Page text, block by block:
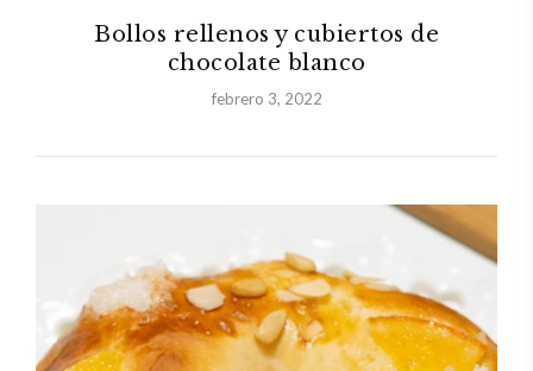
Bollos rellenos y cubiertos de
chocolate blanco
febrero 3, 2022